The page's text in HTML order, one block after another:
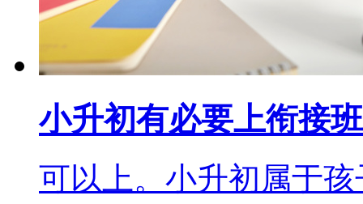
小升初有必要上衔接
可以上。小升初属于